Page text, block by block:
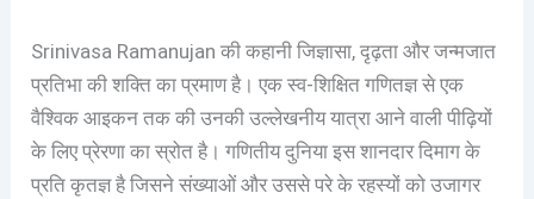
Srinivasa Ramanujan की कहानी जिज्ञासा, दृढ़ता और जन्मजात
प्रतिभा की शक्ति का प्रमाण है। एक स्व-शिक्षित गणितज्ञ से एक
वैश्विक आइकन तक की उनकी उल्लेखनीय यात्रा आने वाली पीढ़ियों
के लिए प्रेरणा का स्रोत है। गणितीय दुनिया इस शानदार दिमाग के
प्रति कृतज्ञ है जिसने संख्याओं और उससे परे के रहस्यों को उजागर